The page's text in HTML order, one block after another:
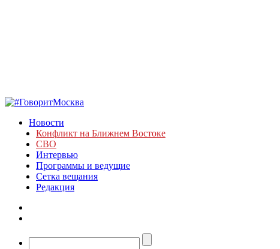
Новости
Конфликт на Ближнем Востоке
СВО
Интервью
Программы и ведущие
Сетка вещания
Редакция